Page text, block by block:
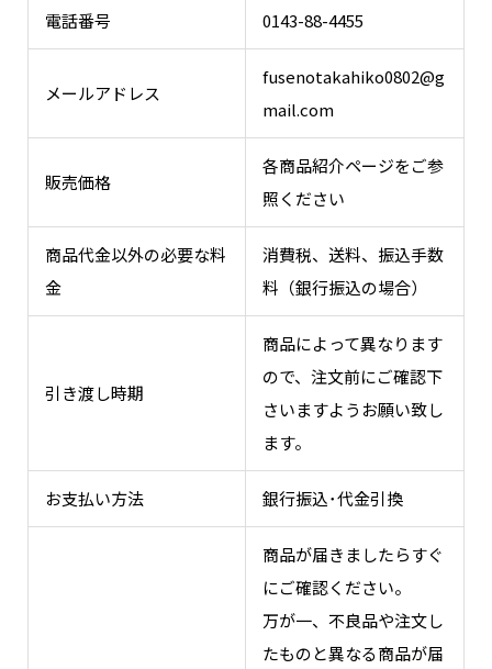
電話番号 0143-88-4455
メールアドレス
fusenotakahiko0802@g
mail.com
販売価格
各商品紹介ページをご参
照ください
商品代金以外の必要な料
金
消費税、送料、振込手数
料（銀行振込の場合）
引き渡し時期
商品によって異なります
ので、注文前にご確認下
さいますようお願い致し
ます。
お支払い方法 銀行振込･代金引換
商品が届きましたらすぐ
にご確認ください。
万が一、不良品や注文し
たものと異なる商品が届